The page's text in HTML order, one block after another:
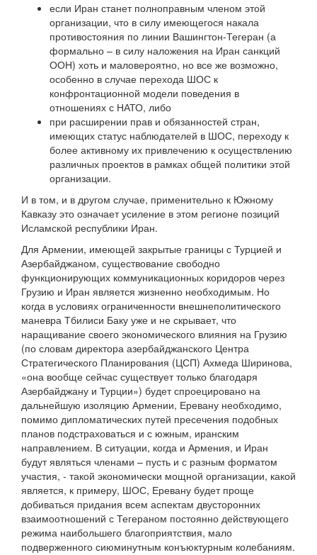
если Иран станет полноправным членом этой
организации, что в силу имеющегося накала
противостояния по линии Вашингтон-Тегеран (а
формально – в силу наложения на Иран санкций
ООН) хоть и маловероятно, но все же возможно,
особенно в случае перехода ШОС к
конфронтационной модели поведения в
отношениях с НАТО, либо
при расширении прав и обязанностей стран,
имеющих статус наблюдателей в ШОС, переходу к
более активному их привлечению к осуществлению
различных проектов в рамках общей политики этой
организации.
И в том, и в другом случае, применительно к Южному
Кавказу это означает усиление в этом регионе позиций
Исламской республики Иран.
Для Армении, имеющей закрытые границы с Турцией и
Азербайджаном, существование свободно
функционирующих коммуникационных коридоров через
Грузию и Иран является жизненно необходимым. Но
когда в условиях ограниченности внешнеполитического
маневра Тбилиси Баку уже и не скрывает, что
наращивание своего экономического влияния на Грузию
(по словам директора азербайджанского Центра
Стратегического Планирования (ЦСП) Ахмеда Ширинова,
«она вообще сейчас существует только благодаря
Азербайджану и Турции») будет спроецировано на
дальнейшую изоляцию Армении, Еревану необходимо,
помимо дипломатических путей пресечения подобных
планов подстраховаться и с южным, иранским
направлением. В ситуации, когда и Армения, и Иран
будут являться членами – пусть и с разным форматом
участия, - такой экономически мощной организации, какой
является, к примеру, ШОС, Еревану будет проще
добиваться придания всем аспектам двусторонних
взаимоотношений с Тегераном постоянно действующего
режима наибольшего благоприятствия, мало
подверженного сиюминутным конъюктурным колебаниям.